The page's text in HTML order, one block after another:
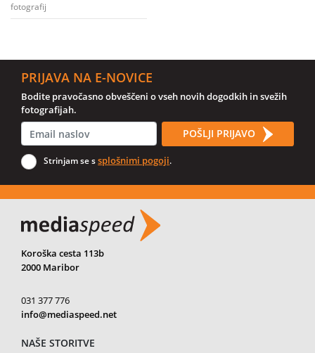
fotografij
PRIJAVA NA E-NOVICE
Bodite pravočasno obveščeni o vseh novih dogodkih in svežih
fotografijah.
POŠLJI PRIJAVO
Strinjam se ssplošnimi pogoji.
Koroška cesta 113b
2000 Maribor
031 377 776
info@mediaspeed.net
NAŠE STORITVE